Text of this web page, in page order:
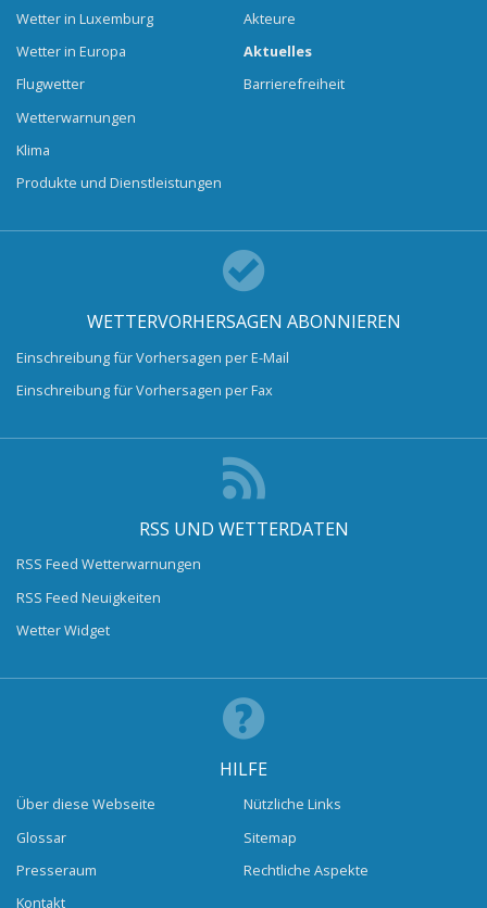
Wetter in Luxemburg
Wetter in Europa
Flugwetter
Wetterwarnungen
Klima
Produkte und Dienstleistungen
Akteure
Aktuelles
Barrierefreiheit
WETTERVORHERSAGEN ABONNIEREN
Einschreibung für Vorhersagen per E-Mail
Einschreibung für Vorhersagen per Fax
RSS UND WETTERDATEN
RSS Feed Wetterwarnungen
RSS Feed Neuigkeiten
Wetter Widget
HILFE
Über diese Webseite
Glossar
Presseraum
Kontakt
Nützliche Links
Sitemap
Rechtliche Aspekte